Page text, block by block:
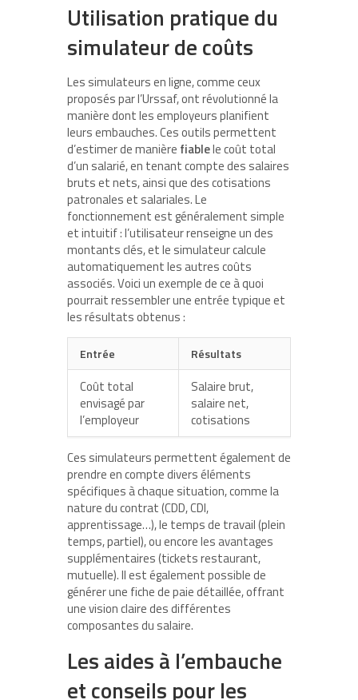
Utilisation pratique du
simulateur de coûts
Les simulateurs en ligne, comme ceux
proposés par l’Urssaf, ont révolutionné la
manière dont les employeurs planifient
leurs embauches. Ces outils permettent
d’estimer de manière fiablele coût total
d’un salarié, en tenant compte des salaires
bruts et nets, ainsi que des cotisations
patronales et salariales. Le
fonctionnement est généralement simple
et intuitif : l’utilisateur renseigne un des
montants clés, et le simulateur calcule
automatiquement les autres coûts
associés. Voici un exemple de ce à quoi
pourrait ressembler une entrée typique et
les résultats obtenus :
Entrée Résultats
Coût total
envisagé par
l’employeur
Salaire brut,
salaire net,
cotisations
Ces simulateurs permettent également de
prendre en compte divers éléments
spécifiques à chaque situation, comme la
nature du contrat (CDD, CDI,
apprentissage…), le temps de travail (plein
temps, partiel), ou encore les avantages
supplémentaires (tickets restaurant,
mutuelle). Il est également possible de
générer une fiche de paie détaillée, offrant
une vision claire des différentes
composantes du salaire.
Les aides à l’embauche
et conseils pour les